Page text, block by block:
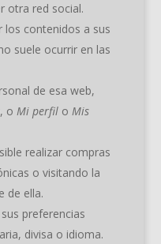
otra red social.
los contenidos a sus
suele ocurrir en las
de esa web,
, o Mi perfilo Mis
realizar compras
o visitando la
de ella.
preferencias
divisa o idioma.